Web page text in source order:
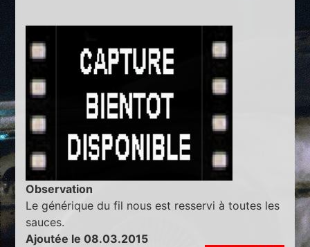
Observation
Le générique du fil nous est resservi à toutes les
sauces.
Ajoutée le 08.03.2015